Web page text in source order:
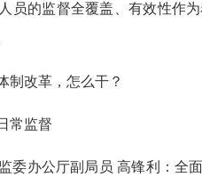
员的监督全覆盖、有效性作
制改革，怎么干？
常监督
办公厅副局员 高锋利：全